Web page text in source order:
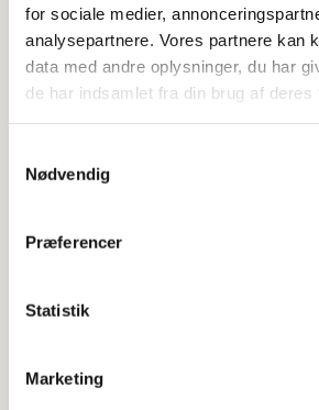
for sociale medier,
analysepartnere. Vores partnere kan
data med andre oplysninger, du har
de har indsamlet fra din brug af deres
Nødvendig
Præferencer
Statistik
Marketing